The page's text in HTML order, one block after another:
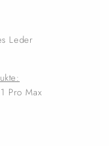
Leder
Pro Max